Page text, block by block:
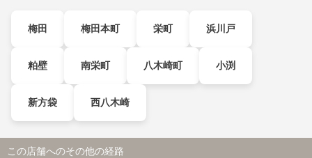
梅田 梅田本町 栄町 浜川戸
粕壁 南栄町 八木崎町 小渕
新方袋 西八木崎
この店舗へのその他の経路